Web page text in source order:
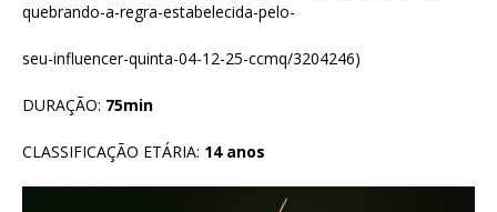
quebrando-a-regra-estabelecida-pelo-
seu-influencer-quinta-04-12-25-ccmq/3204246)
DURAÇÃO: 75min
CLASSIFICAÇÃO ETÁRIA: 14 anos